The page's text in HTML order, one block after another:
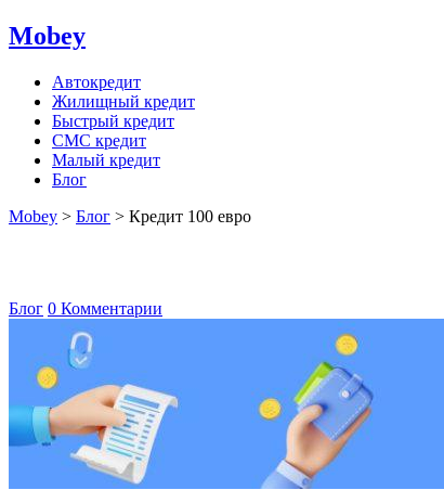
Mobey
Автокредит
Жилищный кредит
Быстрый кредит
СМС кредит
Малый кредит
Блог
Mobey > Блог > Кредит 100 евро
Блог 0 Комментарии